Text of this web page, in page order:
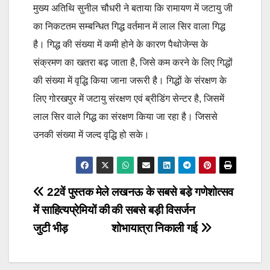
मुख्य अतिथि सुनील चौधरी ने बताया कि रामायण में जटायु जी
का निकटतम सम्बन्धित गिद्ध वर्तमान में लाल सिर वाला गिद्ध
है। गिद्ध की संख्या में कमी होने के कारण पैथोजेन्स के
संक्रमण का खतरा बढ़ जाता है, जिसे कम करने के लिए गिद्धों
की संख्या में वृद्धि किया जाना जरूरी है। गिद्धों के संरक्षण के
लिए गोरखपुर में जटायु संरक्षण एवं ब्रीडिंग सेन्टर है, जिसमें
लाल सिर वाले गिद्ध का संरक्षण किया जा रहा है। जिससे
उनकी संख्या में जल्द वृद्धि हो सके।
Post
navigation
लखनऊ के सबसे बडे़ गणेशोत्सव
की सबसे बड़ी विसर्जन
शोभायात्रा निकाली गई
22वें पुस्तक मेले
में साहित्यप्रेमियों की
जुटी भीड़